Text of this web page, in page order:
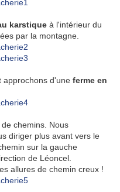
karstique à l'intérieur du
par la montagne.
approchons d'une ferme en
chemins. Nous
diriger plus avant vers le
sur la gauche
de Léoncel.
allures de chemin creux !